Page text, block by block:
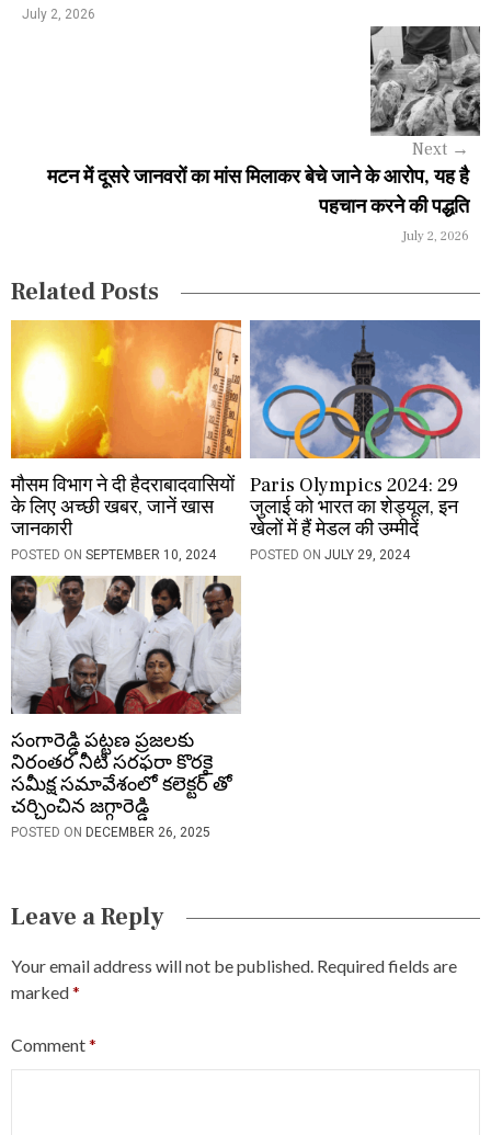
a
o
July 2, 2026
Next →
मटन में दूसरे जानवरों का मांस मिलाकर बेचे जाने के आरोप, यह है
पहचान करने की पद्धति
July 2, 2026
Related Posts
मौसम विभाग ने दी हैदराबादवासियों
के लिए अच्छी खबर, जानें खास
जानकारी
POSTED ON SEPTEMBER 10, 2024
Paris Olympics 2024: 29
जुलाई को भारत का शेड्यूल, इन
खेलों में हैं मेडल की उम्मीदें
POSTED ONJULY 29, 2024
సంగారెడ్డి పట్టణ ప్రజలకు
నిరంతర నీటి సరఫరా కొరకై
సమీక్ష సమావేశంలో కలెక్టర్ తో
చర్చించిన జగ్గారెడ్డి
POSTED ON DECEMBER 26, 2025
Leave a Reply
Your email address will not be published. Required fields are
marked*
Comment*